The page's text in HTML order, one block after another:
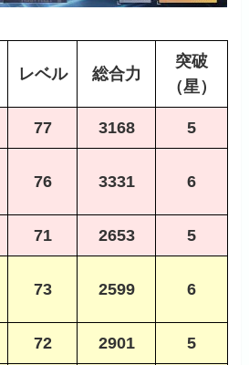
レベル 総合力
突破
（星）
77 3168 5
76 3331 6
71 2653 5
73 2599 6
72 2901 5